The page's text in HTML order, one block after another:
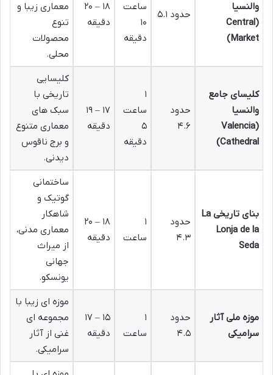
والنسیا
(Central
Market)
حدود ۵.۱
ساعت
۱۰
دقیقه
۱۸ – ۲۰
دقیقه
معماری زیبا و
تنوع
محصولات
محلی.
کلیسای جامع
والنسیا
(Valencia
Cathedral)
حدود
۴.۶
۱
ساعت
۵
دقیقه
۱۷ – ۱۹
دقیقه
کلیسایی
تاریخی با
سبک های
معماری متنوع
و برج ناقوس
دیدنی.
بنای تاریخی La
Lonja de la
Seda
حدود
۴.۳
۱
ساعت
۱۸ – ۲۰
دقیقه
ساختمانی
گوتیک و
شاهکار
معماری مدنی،
از میراث
جهانی
یونسکو.
موزه ملی آثار
سرامیکی
حدود
۴.۵
۱
ساعت
۱۵ – ۱۷
دقیقه
موزه ای زیبا با
مجموعه ای
غنی از آثار
سرامیکی.